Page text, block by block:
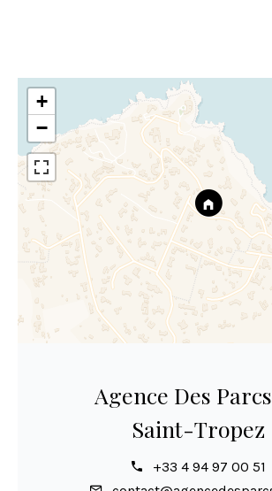
+
−
Agence Des
Saint-Tropez
+33 4 94 97 00 51